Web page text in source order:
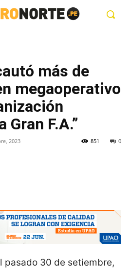
más de
megaoperativo
Gran F.A.”
2023 0
851
pasado 30 de setiembre,